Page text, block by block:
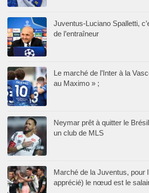
Juventus-Luciano Spalletti,
de l’entraîneur
Le marché de l’Inter à la
au Maximo » ;
Neymar prêt à quitter le
un club de MLS
Marché de la Juventus, pour
apprécié) le nœud est le